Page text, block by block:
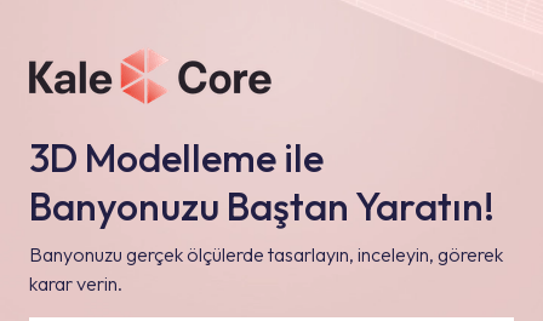
3D Modelleme ile
Banyonuzu Baştan Yaratın!
Banyonuzu gerçek ölçülerde tasarlayın, inceleyin, görerek
karar verin.